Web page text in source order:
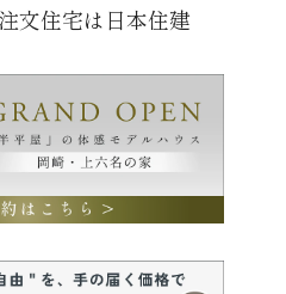
文住宅は日本住建